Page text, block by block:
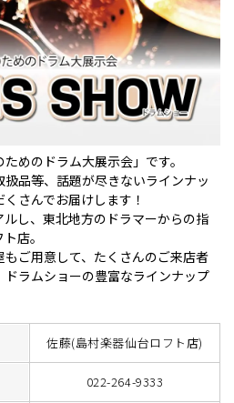
めのドラム大展示会」です。
品等、話題が尽きないラインナッ
さんでお届けします！
ルし、東北地方のドラマーからの指
店。
ご用意して、たくさんのご来店者
ラムショーの豊富なラインナップ
佐藤(島村楽器仙台ロフト店)
022-264-9333